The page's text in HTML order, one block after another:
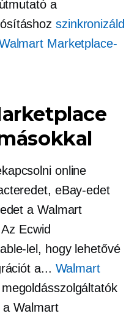
a
szinkronizáld
Marketplace-
online
eBay-edet
a Walmart
Ecwid
lel, hogy lehetővé
a... Walmart
a Walmart